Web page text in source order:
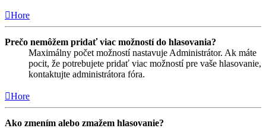
Hore
Prečo nemôžem pridať viac možností do hlasovania?
Maximálny počet možností nastavuje Administrátor. Ak máte
pocit, že potrebujete pridať viac možností pre vaše hlasovanie,
kontaktujte administrátora fóra.
Hore
Ako zmením alebo zmažem hlasovanie?